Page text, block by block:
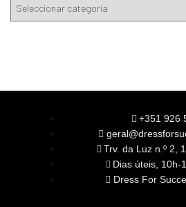
+351 926
Trv. da Luz n.º 2,
Dias úteis, 10h-
Dress For